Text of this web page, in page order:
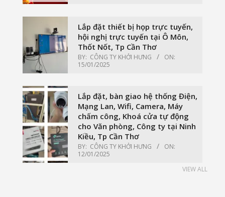
Lắp đặt thiết bị họp trực tuyến,
hội nghị trực tuyến tại Ô Môn,
Thốt Nốt, Tp Cần Thơ
BY: CÔNG TY KHỞI HƯNG
ON:
15/01/2025
Lắp đặt, bàn giao hệ thống Điện,
Mạng Lan, Wifi, Camera, Máy
chấm công, Khoá cửa tự động
cho Văn phòng, Công ty tại Ninh
Kiều, Tp Cần Thơ
BY: CÔNG TY KHỞI HƯNG
ON:
12/01/2025
VIEW ALL